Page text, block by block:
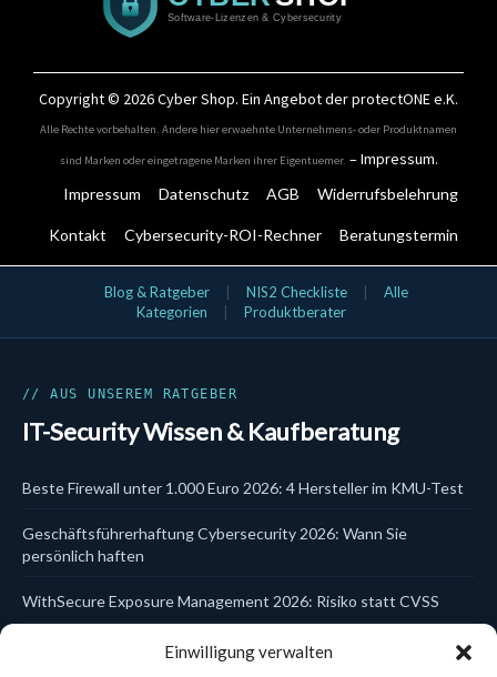
Einwilligung verwalten
Copyright © 2026Cyber Shop. Ein Angebot der protectONE e.K.
Alle Rechte vorbehalten. Andere hier erwaehnte Unternehmens- oder Produktnamen
sind Marken oder eingetragene Marken ihrer Eigentuemer. –Impressum.
Impressum Datenschutz AGB Widerrufsbelehrung
Kontakt Cybersecurity-ROI-Rechner Beratungstermin
IT-Security Kategorien
Bundles
Data Security
DSGVO & KI
Endpoint Security
Firewalls
Hersteller
Incident Response
Kanzlei-Schulungen
Blog & Ratgeber NIS2 Checkliste
Alle
Kategorien
Produktberater
// AUS UNSEREM RATGEBER
IT-Security Wissen & Kaufberatung
Beste Firewall unter 1.000 Euro 2026: 4 Hersteller im KMU-Test
Geschäftsführerhaftung Cybersecurity 2026: Wann Sie
persönlich haften
WithSecure Exposure Management 2026: Risiko statt CVSS
Trellix Data Encryption DSGVO 2026: Laptop- und USB-Schutz